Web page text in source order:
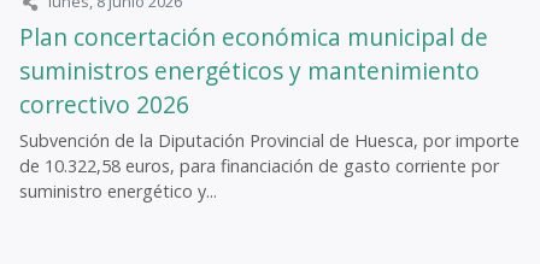
Plan concertación económica municipal de
suministros energéticos y mantenimiento
correctivo 2026
Subvención de la Diputación Provincial de Huesca, por importe
de 10.322,58 euros, para financiación de gasto corriente por
suministro energético y...